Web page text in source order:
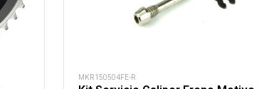
MKR150504FE-R